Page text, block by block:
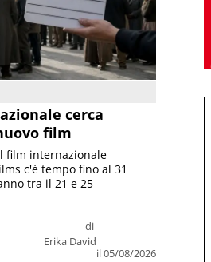
cerca
film
di
Erika David
il 05/08/2026
film internazionale
c'è tempo fino al 31
tra il 21 e 25